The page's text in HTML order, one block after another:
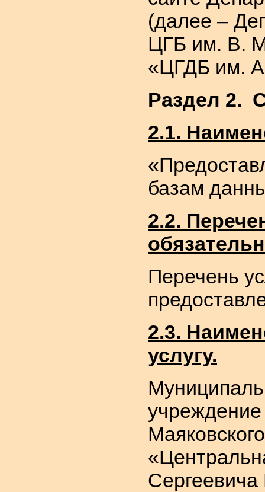
(далее –
ЦГБ им. В.
«ЦГДБ им.
Раздел 2.
2.1.
базам
2.2.
Перечень
2.3.
услугу.
учреждение